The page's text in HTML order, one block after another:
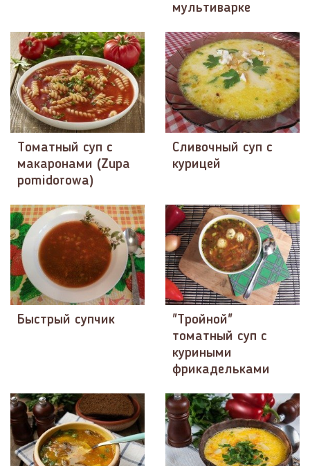
мультиварке
Томатный суп с
макаронами (Zupa
pomidorowa)
Сливочный суп с
курицей
Быстрый супчик
"Тройной"
томатный суп с
куриными
фрикадельками